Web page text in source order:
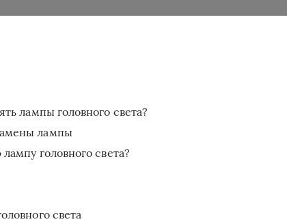
лампы головного света?
лампы
головного света?
света